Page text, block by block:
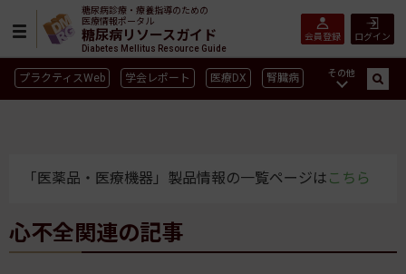
糖尿病診療・療養指導のための
医療情報ポータル
糖尿病リソースガイド
Diabetes Mellitus Resource Guide
ログイン
会員登録
プラクティスWeb 学会レポート 医療DX 腎臓病
インスリン製剤 薬物療法 食事療法 運動療法
その他
「医薬品・医療機器」製品情報の一覧ページは こちら
心不全関連の記事